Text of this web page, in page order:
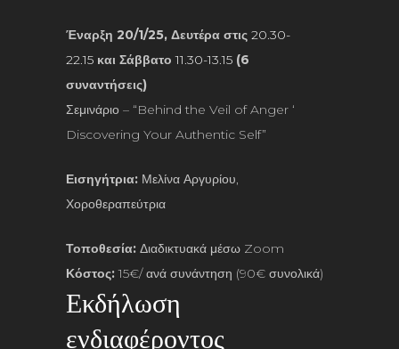
Έναρξη 20/1/25, Δευτέρα στις 20.30-
22.15 και Σάββατο11.30-13.15 (6
συναντήσεις)
Σεμινάριο – “Behind the Veil of Anger ‘
Discovering Your Authentic Self”
Εισηγήτρια: Μελίνα Αργυρίου,
Χοροθεραπεύτρια
Τοποθεσία: Διαδικτυακά μέσω Zoom
Κόστος:15€/ ανά συνάντηση (90€ συνολικά)
Εκδήλωση
ενδιαφέροντος